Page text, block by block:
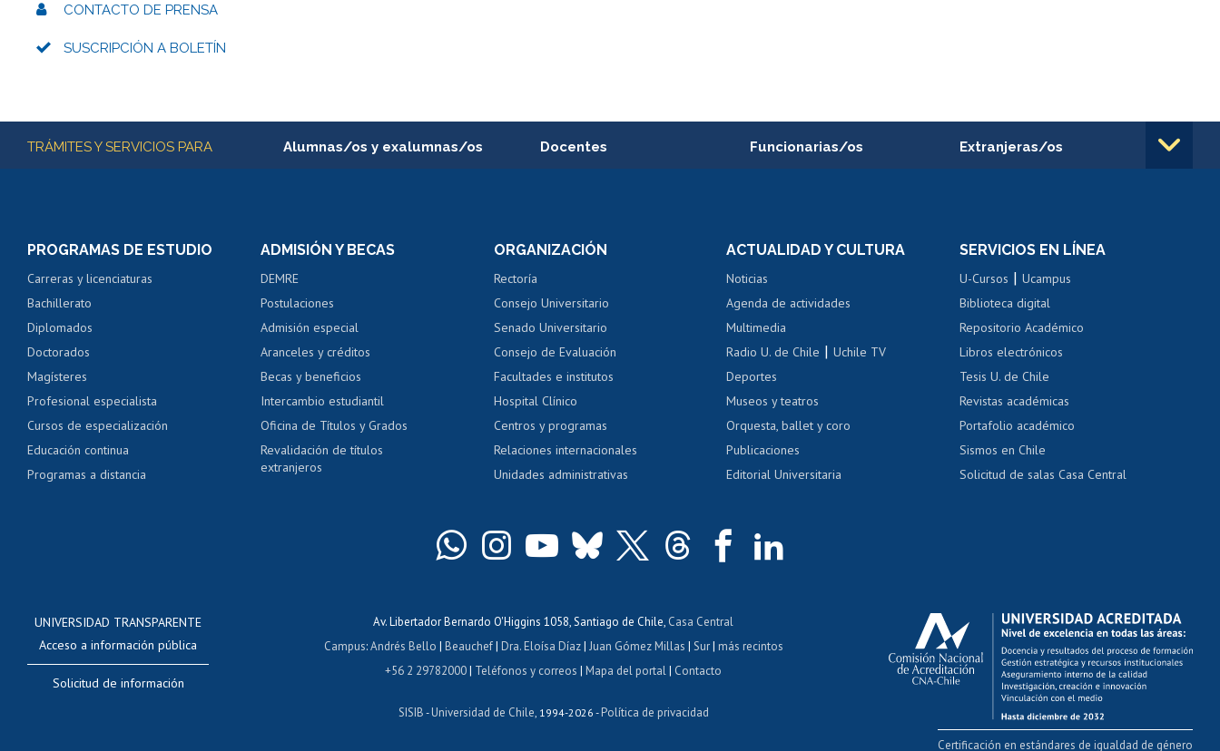
CONTACTO DE PRENSA
SUSCRIPCIÓN A BOLETÍN
Más información
TRÁMITES Y SERVICIOS PARA Alumnas/os y exalumnas/os
Servicio médico y dental
Pago de arancel y crédito alumnos
Pago de arancel y crédito exalumnos
Certificado de títulos y grados
Docentes
Perfeccionamiento
Evaluación docente
Calificación académica
Postulación al AUCAI
Funcionarias/os
Portal de movilidad interna
Certificado de renta
Certificado de renta
Extranjeras/os
Cursos de español
Mi Uchile Ayuda tecnológica Tarjeta TUI Acoso laboral, sexual y violencia Denuncias administrativas
PROGRAMAS DE ESTUDIO
Carreras y licenciaturas
Bachillerato
Diplomados
Doctorados
Magísteres
Profesional especialista
Cursos de especialización
Educación continua
Programas a distancia
ADMISIÓN Y BECAS
DEMRE
Postulaciones
Admisión especial
Aranceles y créditos
Becas y beneficios
Intercambio estudiantil
Oficina de Títulos y Grados
Revalidación de títulos
extranjeros
ORGANIZACIÓN
Rectoría
Consejo Universitario
Senado Universitario
Consejo de Evaluación
Facultades e institutos
Hospital Clínico
Centros y programas
Relaciones internacionales
Unidades administrativas
ACTUALIDAD Y CULTURA
Noticias
Agenda de actividades
Multimedia
Radio U. de Chile |Uchile TV
Deportes
Museos y teatros
Orquesta, ballet y coro
Publicaciones
Editorial Universitaria
SERVICIOS EN LÍNEA
U-Cursos |Ucampus
Biblioteca digital
Repositorio Académico
Libros electrónicos
Tesis U. de Chile
Revistas académicas
Portafolio académico
Sismos en Chile
Solicitud de salas Casa Central
UNIVERSIDAD TRANSPARENTE
Acceso a información pública
Solicitud de información
Av. Libertador Bernardo O'Higgins 1058, Santiago de Chile, Casa Central
Campus:Andrés Bello | Beauchef| Dra. Eloísa Díaz| Juan Gómez Millas | Sur| más recintos
+56 2 29782000| Teléfonos y correos |Mapa del portal| Contacto
SISIB -Universidad de Chile , 1994-2026 -Política de privacidad
Certificación en estándares de igualdad de género